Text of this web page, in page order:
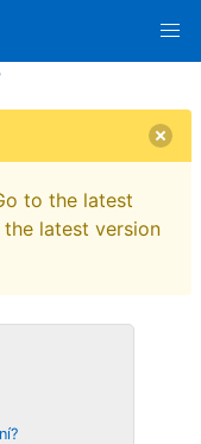
to the latest
the latest version